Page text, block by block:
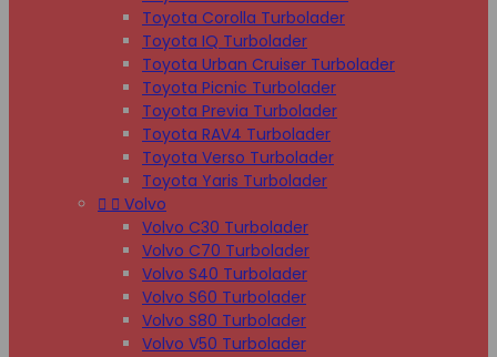
Toyota Corolla Turbolader
Toyota IQ Turbolader
Toyota Urban Cruiser Turbolader
Toyota Picnic Turbolader
Toyota Previa Turbolader
Toyota RAV4 Turbolader
Toyota Verso Turbolader
Toyota Yaris Turbolader
  Volvo
Volvo C30 Turbolader
Volvo C70 Turbolader
Volvo S40 Turbolader
Volvo S60 Turbolader
Volvo S80 Turbolader
Volvo V50 Turbolader